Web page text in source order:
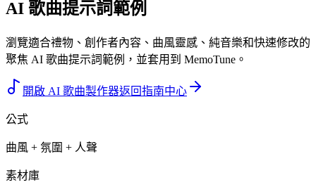
AI 歌曲提示詞範例
瀏覽適合禮物、創作者內容、曲風靈感、純音樂和快速修改的
聚焦 AI 歌曲提示詞範例，並套用到 MemoTune。
開啟 AI 歌曲製作器返回指南中心
公式
曲風 + 氛圍 + 人聲
素材庫